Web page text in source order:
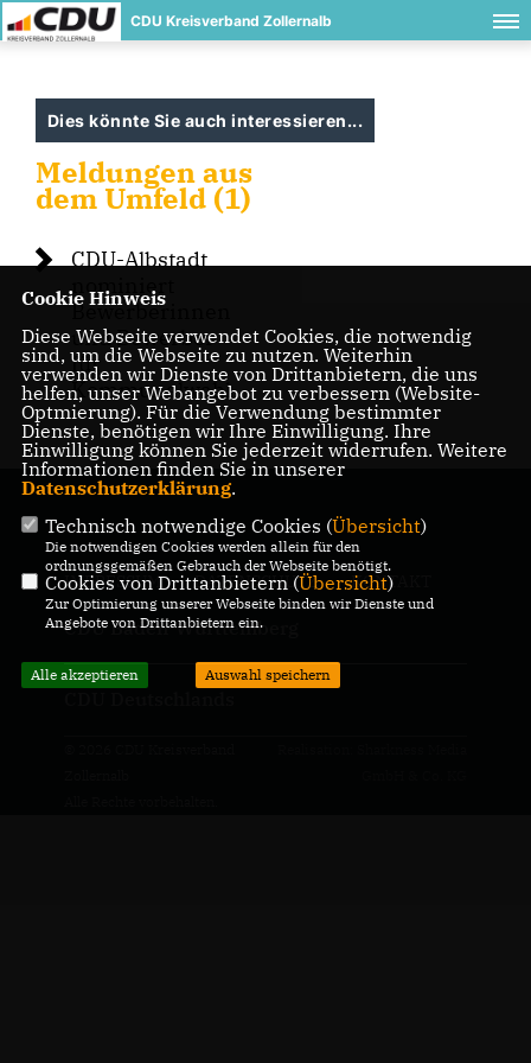
CDU Kreisverband Zollernalb
Dies könnte Sie auch interessieren...
Meldungen aus
dem Umfeld (1)
CDU-Albstadt
nominiert
Bewerberinnen
und Bewerber
für
Kommunalwahl
IMPRESSUM DATENSCHUTZ KONTAKT
CDU Baden-Württemberg
Cookie Hinweis
Diese Webseite verwendet Cookies, die notwendig
sind, um die Webseite zu nutzen. Weiterhin
verwenden wir Dienste von Drittanbietern, die uns
helfen, unser Webangebot zu verbessern (Website-
Optmierung). Für die Verwendung bestimmter
Dienste, benötigen wir Ihre Einwilligung. Ihre
Einwilligung können Sie jederzeit widerrufen. Weitere
Informationen finden Sie in unserer
Datenschutzerklärung.
Technisch notwendige Cookies (Übersicht)
Die notwendigen Cookies werden allein für den
ordnungsgemäßen Gebrauch der Webseite benötigt.
Cookies von Drittanbietern (Übersicht)
Zur Optimierung unserer Webseite binden wir Dienste und
Angebote von Drittanbietern ein.
Alle akzeptieren Auswahl speichern